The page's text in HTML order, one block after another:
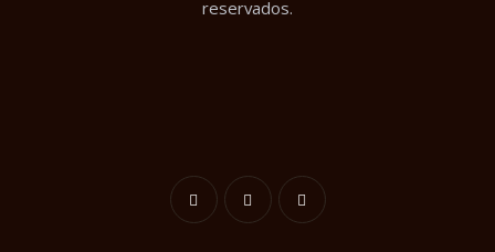
reservados.